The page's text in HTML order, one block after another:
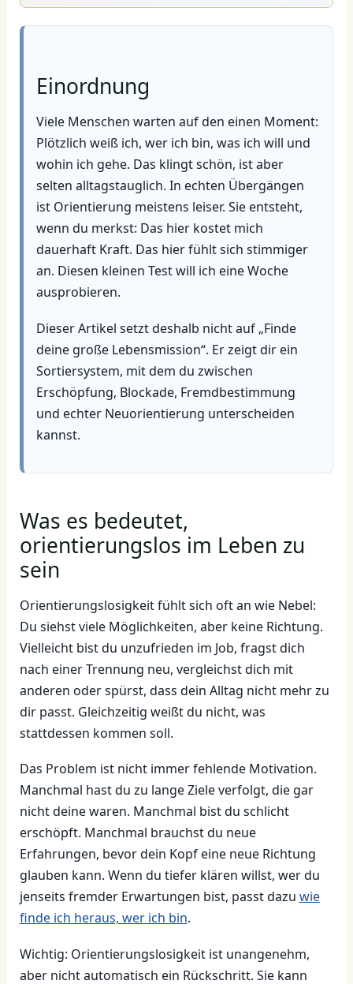
Einordnung
Viele Menschen warten auf den einen Moment:
Plötzlich weiß ich, wer ich bin, was ich will und
wohin ich gehe. Das klingt schön, ist aber
selten alltagstauglich. In echten Übergängen
ist Orientierung meistens leiser. Sie entsteht,
wenn du merkst: Das hier kostet mich
dauerhaft Kraft. Das hier fühlt sich stimmiger
an. Diesen kleinen Test will ich eine Woche
ausprobieren.
Dieser Artikel setzt deshalb nicht auf „Finde
deine große Lebensmission“. Er zeigt dir ein
Sortiersystem, mit dem du zwischen
Erschöpfung, Blockade, Fremdbestimmung
und echter Neuorientierung unterscheiden
kannst.
Was es bedeutet,
orientierungslos im Leben zu
sein
Orientierungslosigkeit fühlt sich oft an wie Nebel:
Du siehst viele Möglichkeiten, aber keine Richtung.
Vielleicht bist du unzufrieden im Job, fragst dich
nach einer Trennung neu, vergleichst dich mit
anderen oder spürst, dass dein Alltag nicht mehr zu
dir passt. Gleichzeitig weißt du nicht, was
stattdessen kommen soll.
Das Problem ist nicht immer fehlende Motivation.
Manchmal hast du zu lange Ziele verfolgt, die gar
nicht deine waren. Manchmal bist du schlicht
erschöpft. Manchmal brauchst du neue
Erfahrungen, bevor dein Kopf eine neue Richtung
glauben kann. Wenn du tiefer klären willst, wer du
jenseits fremder Erwartungen bist, passt dazu wie
finde ich heraus, wer ich bin.
Wichtig: Orientierungslosigkeit ist unangenehm,
aber nicht automatisch ein Rückschritt. Sie kann